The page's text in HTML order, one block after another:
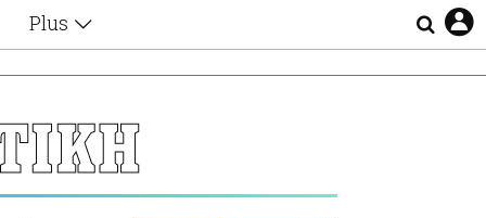
Plus
Αφιερώματα
Ζώδια